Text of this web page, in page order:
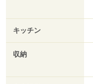
キッチン
収納